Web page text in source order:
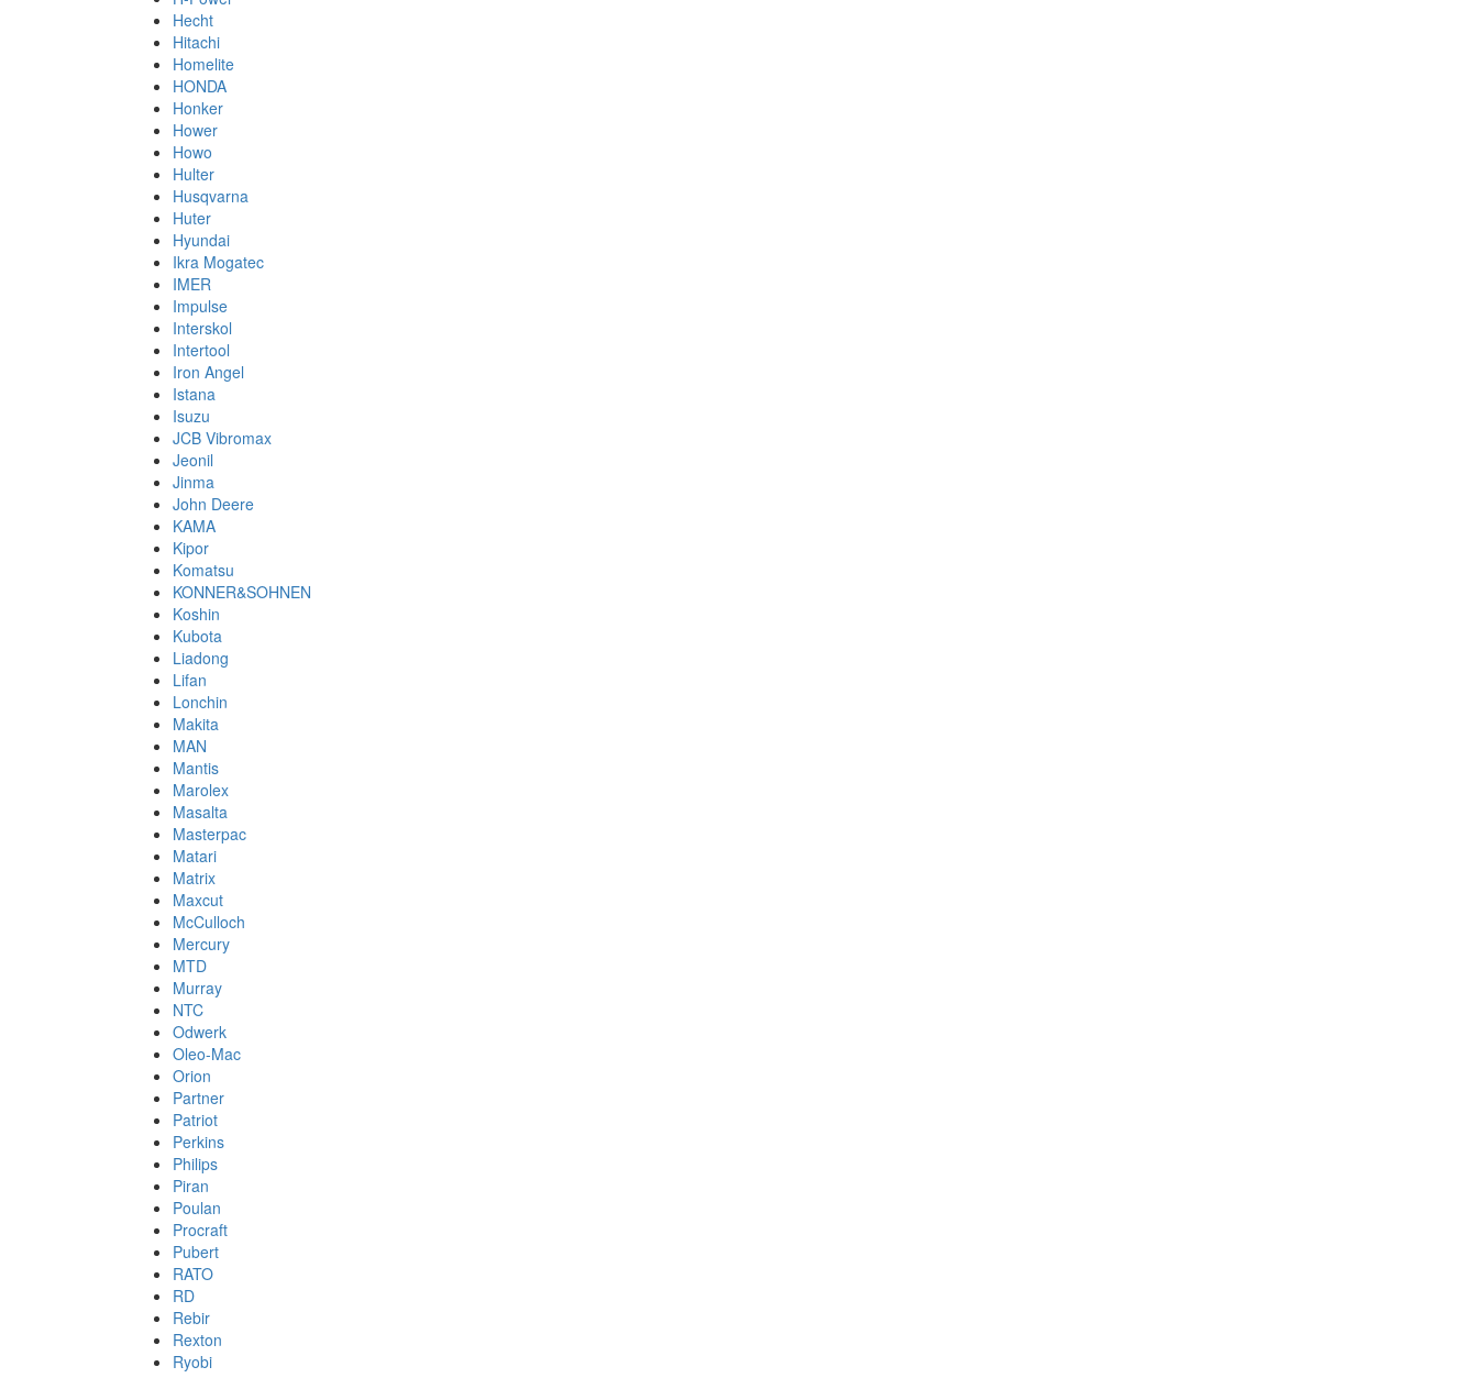
Hecht
Hitachi
Homelite
HONDA
Honker
Hower
Howo
Hulter
Husqvarna
Huter
Hyundai
Ikra Mogatec
IMER
Impulse
Interskol
Intertool
Iron Angel
Istana
Isuzu
JCB Vibromax
Jeonil
Jinma
John Deere
KAMA
Kipor
Komatsu
KONNER&SOHNEN
Koshin
Kubota
Liadong
Lifan
Lonchin
Makita
MAN
Mantis
Marolex
Masalta
Masterpac
Matari
Matrix
Maxcut
McCulloch
Mercury
MTD
Murray
NTC
Odwerk
Oleo-Mac
Orion
Partner
Patriot
Perkins
Philips
Piran
Poulan
Procraft
Pubert
RATO
RD
Rebir
Rexton
Ryobi